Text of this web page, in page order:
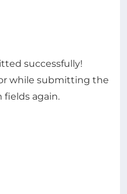
successfully!
while submitting the
fields again.